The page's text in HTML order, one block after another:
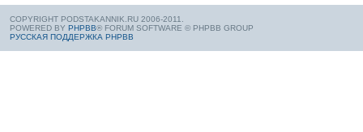
COPYRIGHT PODSTAKANNIK.RU 2006-2011.
POWERED BY PHPBB® FORUM SOFTWARE © PHPBB GROUP
РУССКАЯ ПОДДЕРЖКА PHPBB